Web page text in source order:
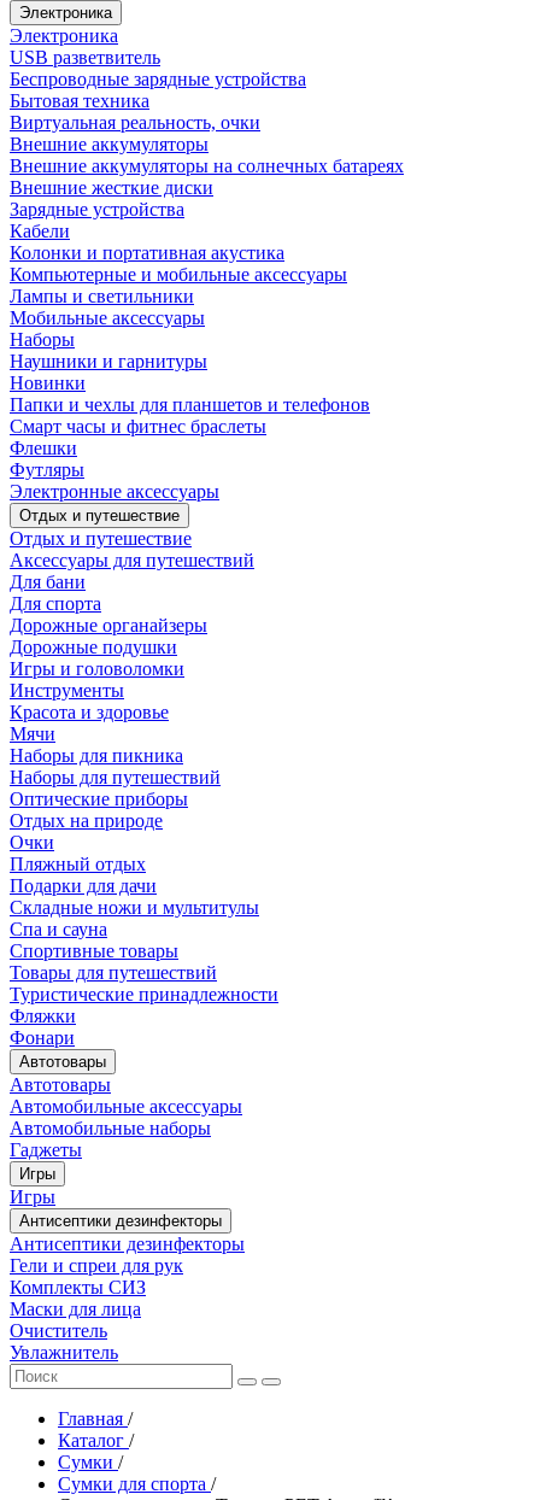
Электроника
Электроника
USB разветвитель
Беспроводные зарядные устройства
Бытовая техника
Виртуальная реальность, очки
Внешние аккумуляторы
Внешние аккумуляторы на солнечных батареях
Внешние жесткие диски
Зарядные устройства
Кабели
Колонки и портативная акустика
Компьютерные и мобильные аксессуары
Лампы и светильники
Мобильные аксессуары
Наборы
Наушники и гарнитуры
Новинки
Папки и чехлы для планшетов и телефонов
Смарт часы и фитнес браслеты
Флешки
Футляры
Электронные аксессуары
Отдых и путешествие
Отдых и путешествие
Аксессуары для путешествий
Для бани
Для спорта
Дорожные органайзеры
Дорожные подушки
Игры и головоломки
Инструменты
Красота и здоровье
Мячи
Наборы для пикника
Наборы для путешествий
Оптические приборы
Отдых на природе
Очки
Пляжный отдых
Подарки для дачи
Складные ножи и мультитулы
Спа и сауна
Спортивные товары
Товары для путешествий
Туристические принадлежности
Фляжки
Фонари
Автотовары
Автотовары
Автомобильные аксессуары
Автомобильные наборы
Гаджеты
Игры
Игры
Антисептики дезинфекторы
Антисептики дезинфекторы
Гели и спреи для рук
Комплекты СИЗ
Маски для лица
Очиститель
Увлажнитель
Главная /
Каталог /
Сумки /
Сумки для спорта /